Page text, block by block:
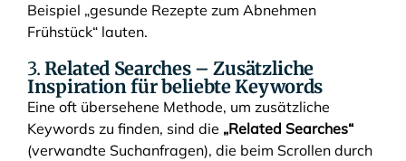
Beispiel „gesunde Rezepte zum Abnehmen
Frühstück“ lauten.
3.Related Searches – Zusätzliche
Inspiration für beliebte Keywords
Eine oft übersehene Methode, um zusätzliche
Keywords zu finden, sind die „Related Searches“
(verwandte Suchanfragen), die beim Scrollen durch